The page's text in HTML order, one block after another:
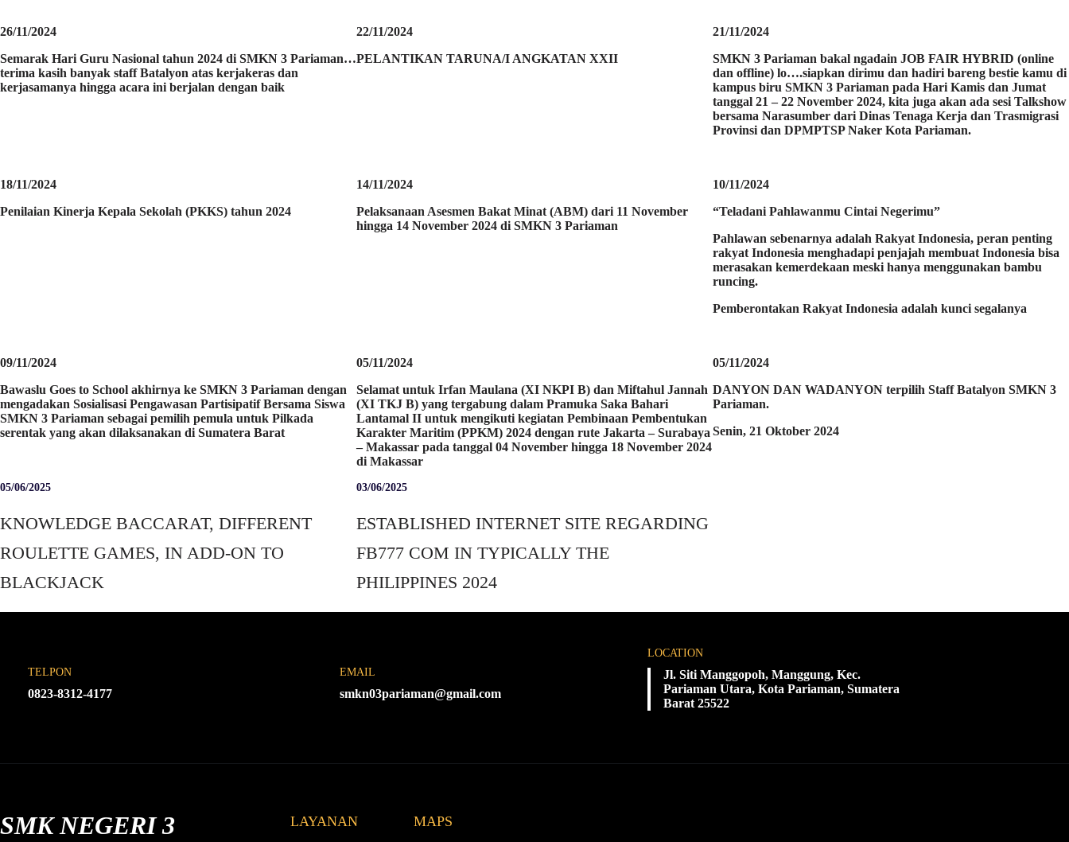
26/11/2024
Semarak Hari Guru Nasional tahun 2024 di SMKN 3 Pariaman…
terima kasih banyak staff Batalyon atas kerjakeras dan
kerjasamanya hingga acara ini berjalan dengan baik
22/11/2024
PELANTIKAN TARUNA/I ANGKATAN XXII
21/11/2024
SMKN 3 Pariaman bakal ngadain JOB FAIR HYBRID (online
dan offline) lo….siapkan dirimu dan hadiri bareng bestie kamu di
kampus biru SMKN 3 Pariaman pada Hari Kamis dan Jumat
tanggal 21 – 22 November 2024, kita juga akan ada sesi Talkshow
bersama Narasumber dari Dinas Tenaga Kerja dan Trasmigrasi
Provinsi dan DPMPTSP Naker Kota Pariaman.
18/11/2024
Penilaian Kinerja Kepala Sekolah (PKKS) tahun 2024
14/11/2024
Pelaksanaan Asesmen Bakat Minat (ABM) dari 11 November
hingga 14 November 2024 di SMKN 3 Pariaman
10/11/2024
“Teladani Pahlawanmu Cintai Negerimu”
Pahlawan sebenarnya adalah Rakyat Indonesia, peran penting
rakyat Indonesia menghadapi penjajah membuat Indonesia bisa
merasakan kemerdekaan meski hanya menggunakan bambu
runcing.
Pemberontakan Rakyat Indonesia adalah kunci segalanya
09/11/2024
Bawaslu Goes to School akhirnya ke SMKN 3 Pariaman dengan
mengadakan Sosialisasi Pengawasan Partisipatif Bersama Siswa
SMKN 3 Pariaman sebagai pemilih pemula untuk Pilkada
serentak yang akan dilaksanakan di Sumatera Barat
05/11/2024
Selamat untuk Irfan Maulana (XI NKPI B) dan Miftahul Jannah
(XI TKJ B) yang tergabung dalam Pramuka Saka Bahari
Lantamal II untuk mengikuti kegiatan Pembinaan Pembentukan
Karakter Maritim (PPKM) 2024 dengan rute Jakarta – Surabaya
– Makassar pada tanggal 04 November hingga 18 November 2024
di Makassar
05/11/2024
DANYON DAN WADANYON terpilih Staff Batalyon SMKN 3
Pariaman.
Senin, 21 Oktober 2024
05/06/2025
KNOWLEDGE BACCARAT, DIFFERENT
ROULETTE GAMES, IN ADD-ON TO
BLACKJACK
03/06/2025
ESTABLISHED INTERNET SITE REGARDING
FB777 COM IN TYPICALLY THE
PHILIPPINES 2024
TELPON
0823-8312-4177
EMAIL
smkn03pariaman@gmail.com
LOCATION
Jl. Siti Manggopoh, Manggung, Kec.
Pariaman Utara, Kota Pariaman, Sumatera
Barat 25522
SMK NEGERI 3
LAYANAN MAPS